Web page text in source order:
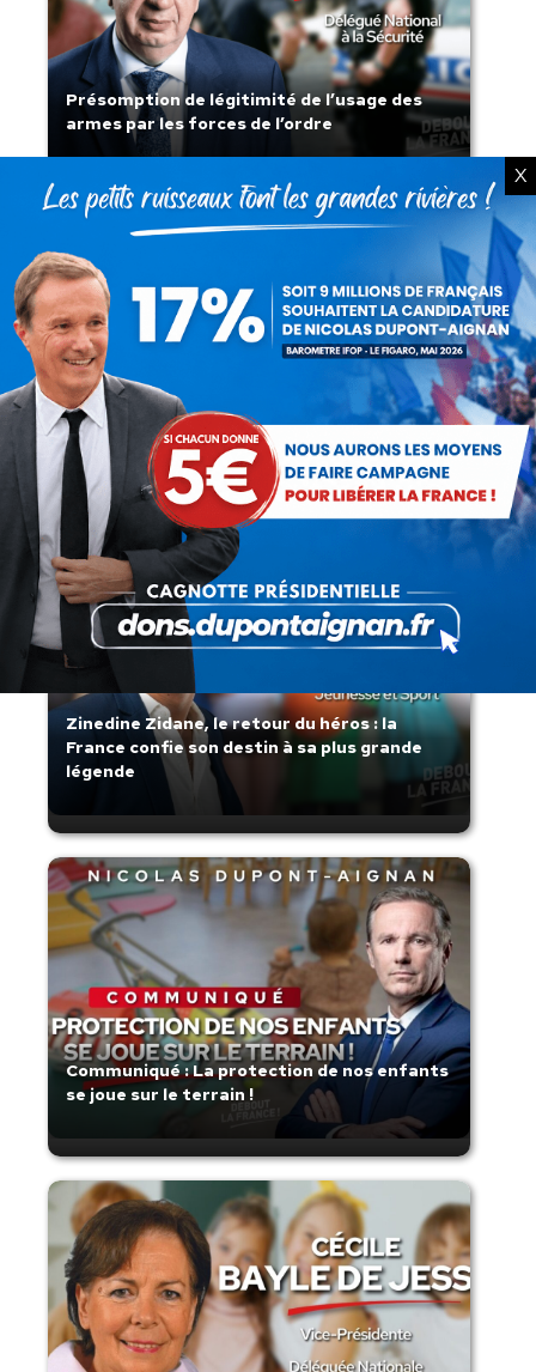
Présomption de légitimité de l’usage des
armes par les forces de l’ordre
Lorsque tout flambe et que l’État
s’affaisse.
Zinedine Zidane, le retour du héros : la
France confie son destin à sa plus grande
légende
Communiqué : La protection de nos enfants
se joue sur le terrain !
X